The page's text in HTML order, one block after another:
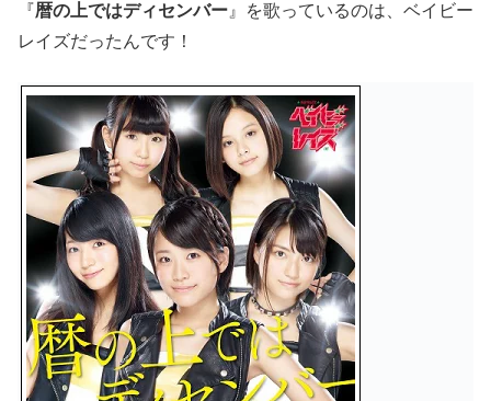
『暦の上ではディセンバー 』を歌っているのは、ベイビー
レイズだったんです！